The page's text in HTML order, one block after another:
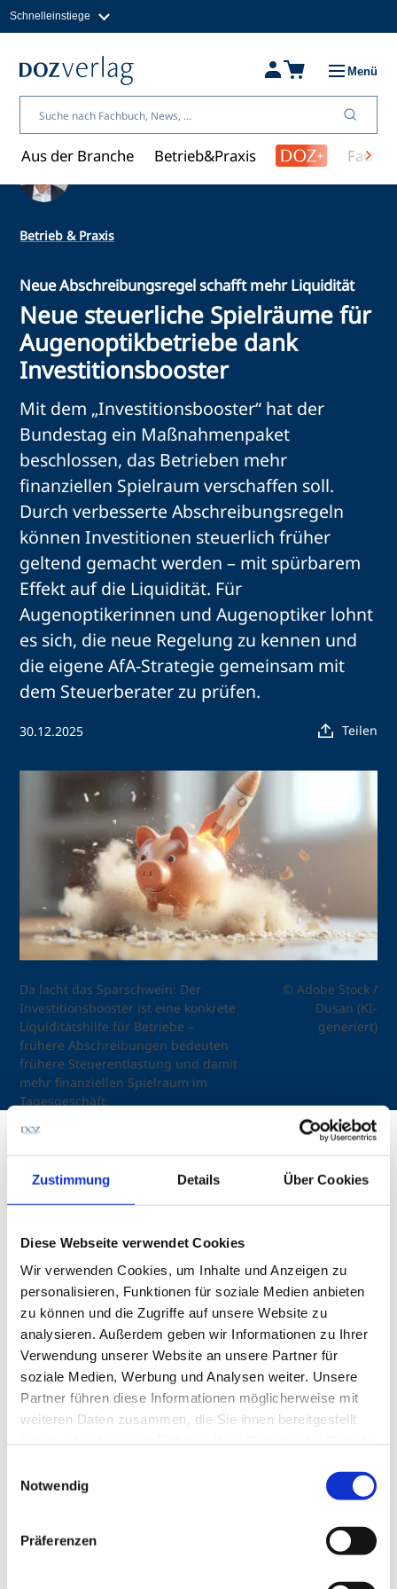
Zustimmung Details Über Cookies
Diese Webseite verwendet Cookies
Wir verwenden Cookies, um Inhalte und Anzeigen zu
personalisieren, Funktionen für soziale Medien anbieten
zu können und die Zugriffe auf unsere Website zu
analysieren. Außerdem geben wir Informationen zu Ihrer
Verwendung unserer Website an unsere Partner für
soziale Medien, Werbung und Analysen weiter. Unsere
Partner führen diese Informationen möglicherweise mit
weiteren Daten zusammen, die Sie ihnen bereitgestellt
Notwendig
Präferenzen
Inhalt
Schnelleinstiege
Fachbücher & Shop
Über uns
Menü
Aus der Branche Betrieb&Praxis
Betrieb & Praxis
Neue Abschreibungsregel schafft mehr Liquidität
Neue steuerliche Spielräume für
Augenoptikbetriebe dank
Investitionsbooster
Mit dem „Investitionsbooster“ hat der
Bundestag ein Maßnahmenpaket
beschlossen, das Betrieben mehr
finanziellen Spielraum verschaffen soll.
Durch verbesserte Abschreibungsregeln
können Investitionen steuerlich früher
geltend gemacht werden – mit spürbarem
Effekt auf die Liquidität. Für
Augenoptikerinnen und Augenoptiker lohnt
es sich, die neue Regelung zu kennen und
die eigene AfA-Strategie gemeinsam mit
dem Steuerberater zu prüfen.
30.12.2025 Teilen
Da lacht das Sparschwein: Der
Investitionsbooster ist eine konkrete
Liquiditätshilfe für Betriebe –
frühere Abschreibungen bedeuten
frühere Steuerentlastung und damit
mehr finanziellen Spielraum im
Tagesgeschäft.
© Adobe Stock /
Dusan (KI-
generiert)
Erstveröffentlichung in der DOZ 01/ 2026
Investitionssofortprogramm, den sogenannten
Investitionsbooster (BGBl. 2025 I Nr. 161 vom 18. Juli
2025), verabschiedet. Ziel ist es, Unternehmen durch
bessere Abschreibungsregeln und steuerliche
Entlastungen mehr finanziellen Spielraum zu geben.
Für Augenoptikbetriebe bedeutet das: Investitionen
können steuerlich früher geltend gemacht werden –
mit direkter Wirkung auf die Liquidität.
Viele Betriebsinhaberinnen und Betriebsinhaber
meinen Betrieb? Warum gibt es die Absetzung für
Abnutzung (AfA) überhaupt? Und reicht es nicht,
wenn der Steuerberater das regelt? Die Antwort ist
einfach: Sie brauchen kein Steuerstudium. Ein